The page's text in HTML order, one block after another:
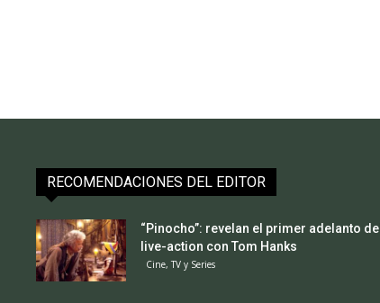
RECOMENDACIONES DEL EDITOR
“Pinocho”: revelan el primer adelanto del
live-action con Tom Hanks
Cine, TV y Series